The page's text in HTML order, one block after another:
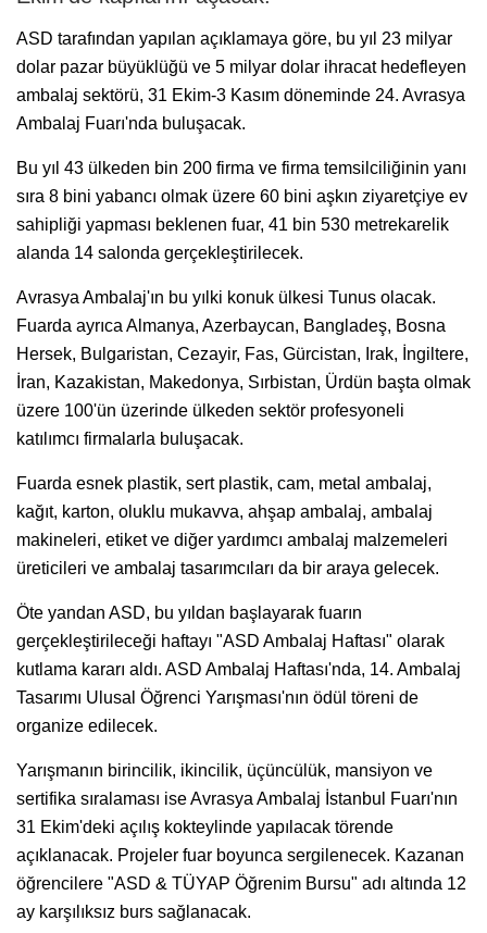
ASD tarafından yapılan açıklamaya göre, bu yıl 23 milyar
dolar pazar büyüklüğü ve 5 milyar dolar ihracat hedefleyen
ambalaj sektörü, 31 Ekim-3 Kasım döneminde 24. Avrasya
Ambalaj Fuarı'nda buluşacak.
Bu yıl 43 ülkeden bin 200 firma ve firma temsilciliğinin yanı
sıra 8 bini yabancı olmak üzere 60 bini aşkın ziyaretçiye ev
sahipliği yapması beklenen fuar, 41 bin 530 metrekarelik
alanda 14 salonda gerçekleştirilecek.
Avrasya Ambalaj'ın bu yılki konuk ülkesi Tunus olacak.
Fuarda ayrıca Almanya, Azerbaycan, Bangladeş, Bosna
Hersek, Bulgaristan, Cezayir, Fas, Gürcistan, Irak, İngiltere,
İran, Kazakistan, Makedonya, Sırbistan, Ürdün başta olmak
üzere 100'ün üzerinde ülkeden sektör profesyoneli
katılımcı firmalarla buluşacak.
Fuarda esnek plastik, sert plastik, cam, metal ambalaj,
kağıt, karton, oluklu mukavva, ahşap ambalaj, ambalaj
makineleri, etiket ve diğer yardımcı ambalaj malzemeleri
üreticileri ve ambalaj tasarımcıları da bir araya gelecek.
Öte yandan ASD, bu yıldan başlayarak fuarın
gerçekleştirileceği haftayı "ASD Ambalaj Haftası" olarak
kutlama kararı aldı. ASD Ambalaj Haftası'nda, 14. Ambalaj
Tasarımı Ulusal Öğrenci Yarışması'nın ödül töreni de
organize edilecek.
Yarışmanın birincilik, ikincilik, üçüncülük, mansiyon ve
sertifika sıralaması ise Avrasya Ambalaj İstanbul Fuarı'nın
31 Ekim'deki açılış kokteylinde yapılacak törende
açıklanacak. Projeler fuar boyunca sergilenecek. Kazanan
öğrencilere "ASD & TÜYAP Öğrenim Bursu" adı altında 12
ay karşılıksız burs sağlanacak.